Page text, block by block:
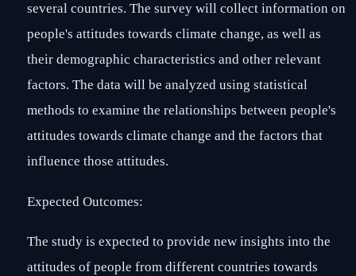
several countries. The survey will collect information on
people's attitudes towards climate change, as well as
their demographic characteristics and other relevant
factors. The data will be analyzed using statistical
methods to examine the relationships between people's
attitudes towards climate change and the factors that
influence those attitudes.
Expected Outcomes:
The study is expected to provide new insights into the
attitudes of people from different countries towards